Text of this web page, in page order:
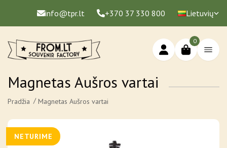
info@tpr.lt +370 37 330 800 Lietuvių
0
Magnetas Aušros vartai
Pradžia Magnetas Aušros vartai
NETURIME